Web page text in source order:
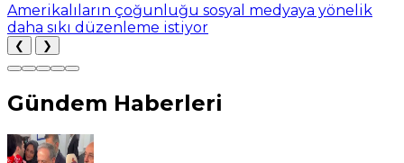
Amerikalıların çoğunluğu sosyal medyaya yönelik
daha sıkı düzenleme istiyor
❮ ❯
Gündem Haberleri